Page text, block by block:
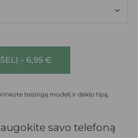
– 6,95 €
teisingą modelį ir dėklo tipą.
savo telefoną